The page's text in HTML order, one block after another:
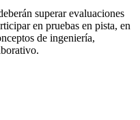
superar evaluaciones
en pruebas en pista, en
de ingeniería,